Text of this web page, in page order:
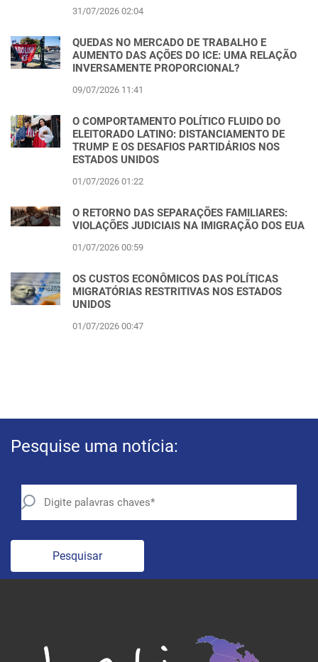
31/07/2026 02:04
QUEDAS NO MERCADO DE TRABALHO E
AUMENTO DAS AÇÕES DO ICE: UMA RELAÇÃO
INVERSAMENTE PROPORCIONAL?
09/07/2026 11:41
O COMPORTAMENTO POLÍTICO FLUIDO DO
ELEITORADO LATINO: DISTANCIAMENTO DE
TRUMP E OS DESAFIOS PARTIDÁRIOS NOS
ESTADOS UNIDOS
01/07/2026 01:22
O RETORNO DAS SEPARAÇÕES FAMILIARES:
VIOLAÇÕES JUDICIAIS NA IMIGRAÇÃO DOS EUA
01/07/2026 00:59
OS CUSTOS ECONÔMICOS DAS POLÍTICAS
MIGRATÓRIAS RESTRITIVAS NOS ESTADOS
UNIDOS
01/07/2026 00:47
Pesquise uma notícia:
Pesquisar